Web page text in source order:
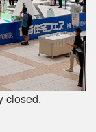
closed.